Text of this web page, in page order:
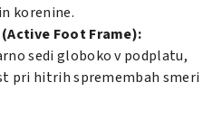
korenine.
Foot Frame):
sedi globoko v podplatu,
pri hitrih spremembah smeri